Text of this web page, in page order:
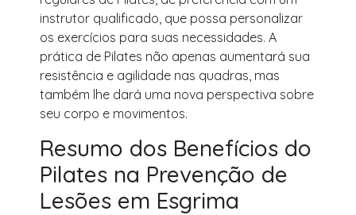
instrutor qualificado, que possa personalizar
os exercícios para suas necessidades. A
prática de Pilates não apenas aumentará sua
resistência e agilidade nas quadras, mas
também lhe dará uma nova perspectiva sobre
seu corpo e movimentos.
Resumo dos Benefícios do
Pilates na Prevenção de
Lesões em Esgrima